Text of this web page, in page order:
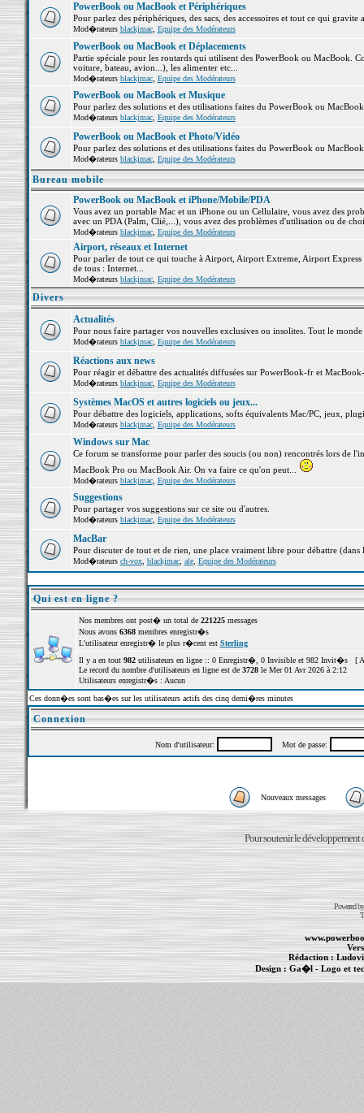
PowerBook ou MacBook et Périphériques
Pour parlez des périphériques, des sacs, des accessoires et tout ce qui
Mod�rateurs blackjmac, Equipe des Modérateurs
PowerBook ou MacBook et Déplacements
Partie spéciale pour les routards qui utilisent des PowerBook ou MacBook.
voiture, bateau, avion...), les alimenter etc...
Mod�rateurs blackjmac, Equipe des Modérateurs
PowerBook ou MacBook et Musique
Pour parlez des solutions et des utilisations faites du PowerBook ou
Mod�rateurs blackjmac, Equipe des Modérateurs
PowerBook ou MacBook et Photo/Vidéo
Pour parlez des solutions et des utilisations faites du PowerBook ou
Mod�rateurs blackjmac, Equipe des Modérateurs
Bureau mobile
PowerBook ou MacBook et iPhone/Mobile/PDA
Vous avez un portable Mac et un iPhone ou un Cellulaire, vous avez des
avec un PDA (Palm, Clié,...), vous avez des problèmes d'utilisation ou de
Mod�rateurs blackjmac, Equipe des Modérateurs
Airport, réseaux et Internet
Pour parler de tout ce qui touche à Airport, Airport Extreme, Airport
de tous : Internet...
Mod�rateurs blackjmac, Equipe des Modérateurs
Divers
Actualités
Pour nous faire partager vos nouvelles exclusives ou insolites. Tout le
Mod�rateurs blackjmac, Equipe des Modérateurs
Réactions aux news
Pour réagir et débattre des actualités diffusées sur PowerBook-fr et
Mod�rateurs blackjmac, Equipe des Modérateurs
Systèmes MacOS et autres logiciels ou jeux...
Pour débattre des logiciels, applications, softs équivalents Mac/PC, jeux,
Mod�rateurs blackjmac, Equipe des Modérateurs
Windows sur Mac
Ce forum se transforme pour parler des soucis (ou non) rencontrés lors de
MacBook Pro ou MacBook Air. On va faire ce qu'on peut...
Mod�rateurs blackjmac, Equipe des Modérateurs
Suggestions
Pour partager vos suggestions sur ce site ou d'autres.
Mod�rateurs blackjmac, Equipe des Modérateurs
MacBar
Pour discuter de tout et de rien, une place vraiment libre pour débattre (dans
Mod�rateurs ch-vox, blackjmac, ale, Equipe des Modérateurs
Qui est en ligne ?
Nos membres ont post� un total de 221225messages
Nous avons 6368membres enregistr�s
L'utilisateur enregistr� le plus r�cent est Sterling
Il y a en tout 982utilisateurs en ligne :: 0 Enregistr�, 0 Invisible et 982 Invit�s [
Le record du nombre d'utilisateurs en ligne est de 3728le Mer 01 Avr 2026 à 2:12
Utilisateurs enregistr�s : Aucun
Ces donn�es sont bas�es sur les utilisateurs actifs des cinq derni�res minutes
Connexion
Nom d'utilisateur: Mot de passe:
Nouveaux messages
Pour soutenir le développement
Powered
Rédaction :
Design : Ga�l- Logo et